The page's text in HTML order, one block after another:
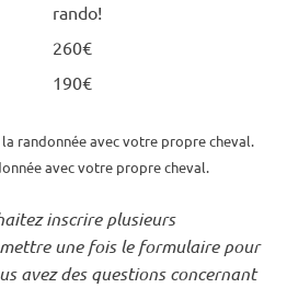
rando!
260€
190€
randonnée avec votre propre cheval.
avec votre propre cheval.
inscrire plusieurs
une fois le formulaire pour
avez des questions concernant